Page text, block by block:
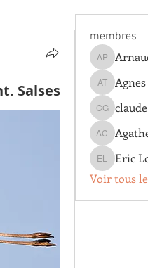
Salses
membres
Arnaud
Agnes Testu
claude
Agathe
Eric Lopez
Eric
Voir tous